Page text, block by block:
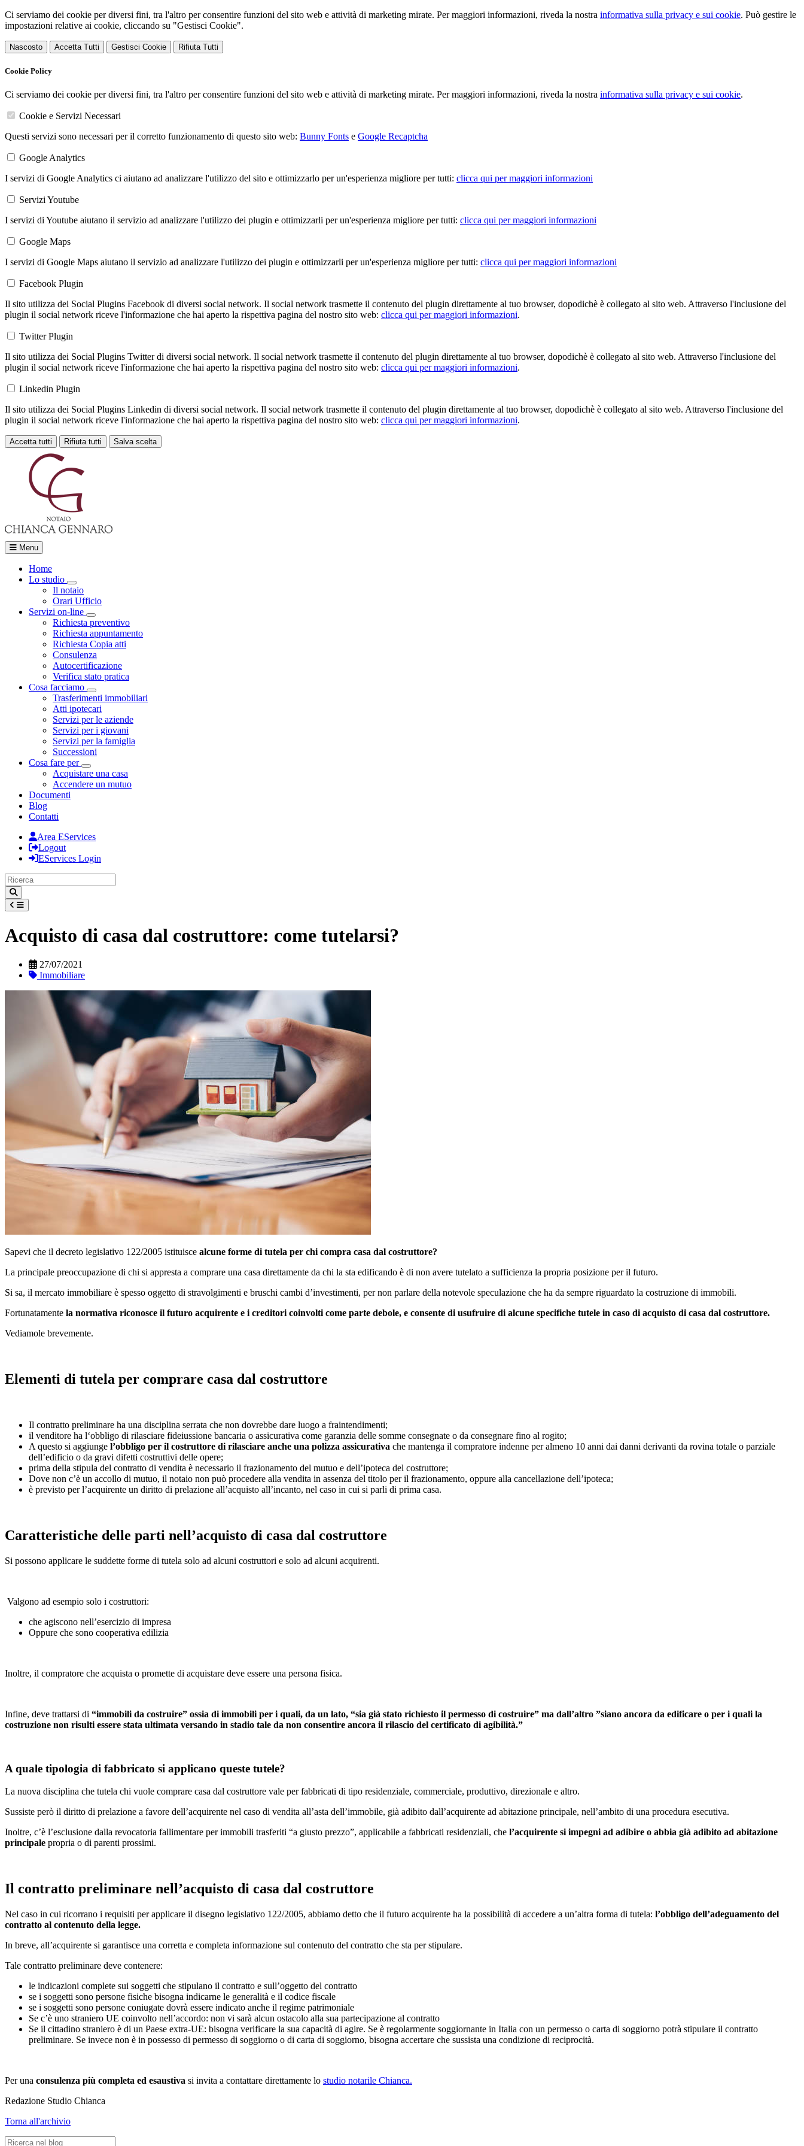
Ci serviamo dei cookie per diversi fini, tra l'altro per consentire funzioni del sito web e attività di marketing mirate. Per maggiori informazioni, riveda la nostra informativa sulla privacy e sui cookie. Può gestire le
impostazioni relative ai cookie, cliccando su "Gestisci Cookie".
Nascosto Accetta Tutti Gestisci Cookie Rifiuta Tutti
Cookie Policy
Ci serviamo dei cookie per diversi fini, tra l'altro per consentire funzioni del sito web e attività di marketing mirate. Per maggiori informazioni, riveda la nostra informativa sulla privacy e sui cookie.
Cookie e Servizi Necessari
Questi servizi sono necessari per il corretto funzionamento di questo sito web: Bunny Fonts e Google Recaptcha
Google Analytics
I servizi di Google Analytics ci aiutano ad analizzare l'utilizzo del sito e ottimizzarlo per un'esperienza migliore per tutti: clicca qui per maggiori informazioni
Servizi Youtube
I servizi di Youtube aiutano il servizio ad analizzare l'utilizzo dei plugin e ottimizzarli per un'esperienza migliore per tutti: clicca qui per maggiori informazioni
Google Maps
I servizi di Google Maps aiutano il servizio ad analizzare l'utilizzo dei plugin e ottimizzarli per un'esperienza migliore per tutti: clicca qui per maggiori informazioni
Facebook Plugin
Il sito utilizza dei Social Plugins Facebook di diversi social network. Il social network trasmette il contenuto del plugin direttamente al tuo browser, dopodichè è collegato al sito web. Attraverso l'inclusione del
plugin il social network riceve l'informazione che hai aperto la rispettiva pagina del nostro sito web: clicca qui per maggiori informazioni.
Twitter Plugin
Il sito utilizza dei Social Plugins Twitter di diversi social network. Il social network trasmette il contenuto del plugin direttamente al tuo browser, dopodichè è collegato al sito web. Attraverso l'inclusione del
plugin il social network riceve l'informazione che hai aperto la rispettiva pagina del nostro sito web: clicca qui per maggiori informazioni.
Linkedin Plugin
Il sito utilizza dei Social Plugins Linkedin di diversi social network. Il social network trasmette il contenuto del plugin direttamente al tuo browser, dopodichè è collegato al sito web. Attraverso l'inclusione del
plugin il social network riceve l'informazione che hai aperto la rispettiva pagina del nostro sito web: clicca qui per maggiori informazioni.
Accetta tutti Rifiuta tutti Salva scelta
Menu
Home
Lo studio
Toggle Dropdown
Il notaio
Orari Ufficio
Servizi on-line
Toggle Dropdown
Richiesta preventivo
Richiesta appuntamento
Richiesta Copia atti
Consulenza
Autocertificazione
Verifica stato pratica
Cosa facciamo
Toggle Dropdown
Trasferimenti immobiliari
Atti ipotecari
Servizi per le aziende
Servizi per i giovani
Servizi per la famiglia
Successioni
Cosa fare per
Toggle Dropdown
Acquistare una casa
Accendere un mutuo
Documenti
Blog
Contatti
Area EServices
Logout
EServices Login
Acquisto di casa dal costruttore: come tutelarsi?
27/07/2021
Immobiliare
Sapevi che il decreto legislativo 122/2005 istituisce alcune forme di tutela per chi compra casa dal costruttore?
La principale preoccupazione di chi si appresta a comprare una casa direttamente da chi la sta edificando è di non avere tutelato a sufficienza la propria posizione per il futuro.
Si sa, il mercato immobiliare è spesso oggetto di stravolgimenti e bruschi cambi d’investimenti, per non parlare della notevole speculazione che ha da sempre riguardato la costruzione di immobili.
Fortunatamente la normativa riconosce il futuro acquirente e i creditori coinvolti come parte debole, e consente di usufruire di alcune specifiche tutele in caso di acquisto di casa dal costruttore.
Vediamole brevemente.
Elementi di tutela per comprare casa dal costruttore
Il contratto preliminare ha una disciplina serrata che non dovrebbe dare luogo a fraintendimenti;
il venditore ha l‘obbligo di rilasciare fideiussione bancaria o assicurativa come garanzia delle somme consegnate o da consegnare fino al rogito;
A questo si aggiunge l’obbligo per il costruttore di rilasciare anche una polizza assicurativa che mantenga il compratore indenne per almeno 10 anni dai danni derivanti da rovina totale o parziale
dell’edificio o da gravi difetti costruttivi delle opere;
prima della stipula del contratto di vendita è necessario il frazionamento del mutuo e dell’ipoteca del costruttore;
Dove non c’è un accollo di mutuo, il notaio non può procedere alla vendita in assenza del titolo per il frazionamento, oppure alla cancellazione dell’ipoteca;
è previsto per l’acquirente un diritto di prelazione all’acquisto all’incanto, nel caso in cui si parli di prima casa.
Caratteristiche delle parti nell’acquisto di casa dal costruttore
Si possono applicare le suddette forme di tutela solo ad alcuni costruttori e solo ad alcuni acquirenti.
Valgono ad esempio solo i costruttori:
che agiscono nell’esercizio di impresa
Oppure che sono cooperativa edilizia
Inoltre, il compratore che acquista o promette di acquistare deve essere una persona fisica.
Infine, deve trattarsi di “immobili da costruire” ossia di immobili per i quali, da un lato, “sia già stato richiesto il permesso di costruire” ma dall’altro ”siano ancora da edificare o per i quali la
costruzione non risulti essere stata ultimata versando in stadio tale da non consentire ancora il rilascio del certificato di agibilità.”
A quale tipologia di fabbricato si applicano queste tutele?
La nuova disciplina che tutela chi vuole comprare casa dal costruttore vale per fabbricati di tipo residenziale, commerciale, produttivo, direzionale e altro.
Sussiste però il diritto di prelazione a favore dell’acquirente nel caso di vendita all’asta dell’immobile, già adibito dall’acquirente ad abitazione principale, nell’ambito di una procedura esecutiva.
Inoltre, c’è l’esclusione dalla revocatoria fallimentare per immobili trasferiti “a giusto prezzo”, applicabile a fabbricati residenziali, che l’acquirente si impegni ad adibire o abbia già adibito ad abitazione
principale propria o di parenti prossimi.
Il contratto preliminare nell’acquisto di casa dal costruttore
Nel caso in cui ricorrano i requisiti per applicare il disegno legislativo 122/2005, abbiamo detto che il futuro acquirente ha la possibilità di accedere a un’altra forma di tutela: l’obbligo dell’adeguamento del
contratto al contenuto della legge.
In breve, all’acquirente si garantisce una corretta e completa informazione sul contenuto del contratto che sta per stipulare.
Tale contratto preliminare deve contenere:
le indicazioni complete sui soggetti che stipulano il contratto e sull’oggetto del contratto
se i soggetti sono persone fisiche bisogna indicarne le generalità e il codice fiscale
se i soggetti sono persone coniugate dovrà essere indicato anche il regime patrimoniale
Se c’è uno straniero UE coinvolto nell’accordo: non vi sarà alcun ostacolo alla sua partecipazione al contratto
Se il cittadino straniero è di un Paese extra-UE: bisogna verificare la sua capacità di agire. Se è regolarmente soggiornante in Italia con un permesso o carta di soggiorno potrà stipulare il contratto
preliminare. Se invece non è in possesso di permesso di soggiorno o di carta di soggiorno, bisogna accertare che sussista una condizione di reciprocità.
Per una consulenza più completa ed esaustiva si invita a contattare direttamente lo studio notarile Chianca.
Redazione Studio Chianca
Torna all'archivio